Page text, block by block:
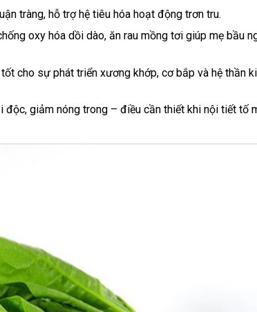
tràng, hỗ trợ hệ tiêu hóa hoạt động trơn tru.
oxy hóa dồi dào, ăn rau mồng tơi giúp mẹ bầu
cho sự phát triển xương khớp, cơ bắp và hệ thần
độc, giảm nóng trong – điều cần thiết khi nội tiết tố